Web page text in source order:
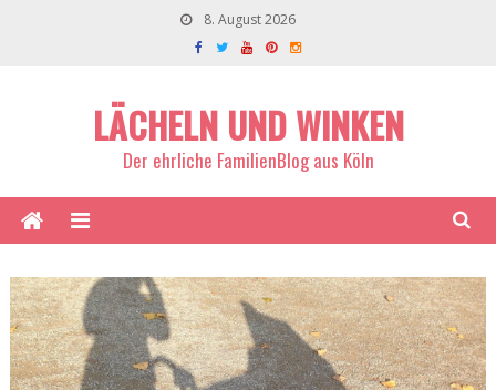
8. August 2026
LÄCHELN UND WINKEN
Der ehrliche FamilienBlog aus Köln